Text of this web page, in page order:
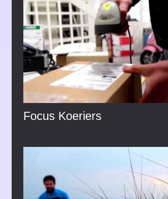
Focus Koeriers